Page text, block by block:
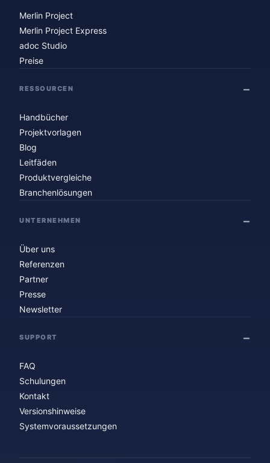
Merlin Project
Merlin Project Express
adoc Studio
Preise
RESSOURCEN
Handbücher
Projektvorlagen
Blog
Leitfäden
Produktvergleiche
Branchenlösungen
UNTERNEHMEN
Über uns
Referenzen
Partner
Presse
Newsletter
SUPPORT
FAQ
Schulungen
Kontakt
Versionshinweise
Systemvoraussetzungen